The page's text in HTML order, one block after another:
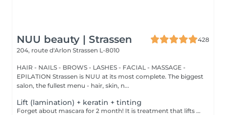
NUU beauty | Strassen
428
204, route d'Arlon Strassen L-8010
HAIR - NAILS - BROWS - LASHES - FACIAL - MASSAGE -
EPILATION Strassen is NUU at its most complete. The biggest
salon, the fullest menu - hair, skin, n...
Lift (lamination) + keratin + tinting
Forget about mascara for 2 month! It is treatment that lifts and curls your natural lashes to make them look longer and give them an attractive shape that will open up your eyes. How is lash lamination done? - lashes are washed - eye pad is placed - silicone rods are placed - perming solution is applied - lifting solution is applied - noutralizing solution is applied - henna or paint is applied - keratin is applied - lashes are washed - silicone rods are removed Age restrictions: recommended to do from 14 years. Post procedure recommendations: do not wash eyelashes 24 hours after the procedure. Frequency: once in 4-6 weeks.